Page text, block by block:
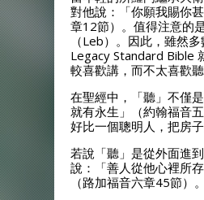
對他說：「你願我賜你
章12節）。值得注意的
（Leb）。因此，雖然
Legacy Standard Bible
較喜歡講，而不太喜歡聽
在聖經中，「聽」不僅
就有永生」（約翰福音
好比一個聰明人，把房
若說「聽」是從外面進
說：「善人從他心裡所
（路加福音六章45節）